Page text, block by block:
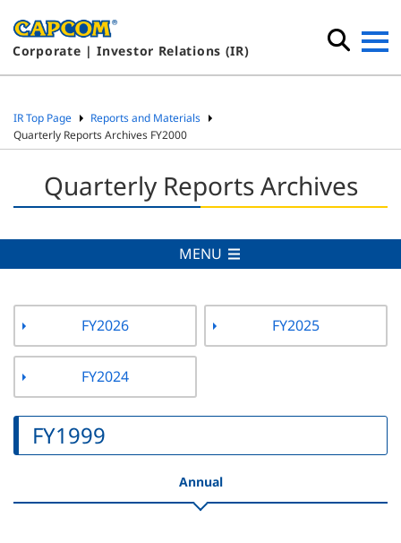
Corporate | Investor Relations (IR)
IR Top Page
Reports and Materials
Quarterly Reports Archives FY2000
Quarterly Reports Archives
MENU
FY2026 FY2025
FY2024
FY1999
Annual